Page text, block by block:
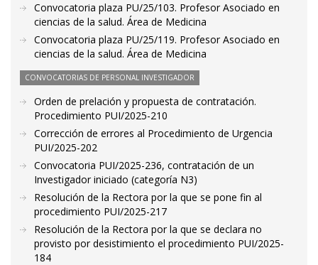
Convocatoria plaza PU/25/103. Profesor Asociado en
ciencias de la salud. Área de Medicina
Convocatoria plaza PU/25/119. Profesor Asociado en
ciencias de la salud. Área de Medicina
CONVOCATORIAS DE PERSONAL INVESTIGADOR
Orden de prelación y propuesta de contratación.
Procedimiento PUI/2025-210
Corrección de errores al Procedimiento de Urgencia
PUI/2025-202
Convocatoria PUI/2025-236, contratación de un
Investigador iniciado (categoría N3)
Resolución de la Rectora por la que se pone fin al
procedimiento PUI/2025-217
Resolución de la Rectora por la que se declara no
provisto por desistimiento el procedimiento PUI/2025-
184